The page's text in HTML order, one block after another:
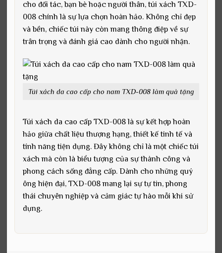
cho đối tác, bạn bè hoặc người thân, túi xách TXD-
008 chính là sự lựa chọn hoàn hảo. Không chỉ đẹp
và bền, chiếc túi này còn mang thông điệp về sự
trân trọng và đánh giá cao dành cho người nhận.
Túi xách da cao cấp cho nam TXD-008 làm quà tặng
Túi xách da cao cấp TXD-008 là sự kết hợp hoàn
hảo giữa chất liệu thượng hạng, thiết kế tinh tế và
tính năng tiện dụng. Đây không chỉ là một chiếc túi
xách mà còn là biểu tượng của sự thành công và
phong cách sống đẳng cấp. Dành cho những quý
ông hiện đại, TXD-008 mang lại sự tự tin, phong
thái chuyên nghiệp và cảm giác tự hào mỗi khi sử
dụng.